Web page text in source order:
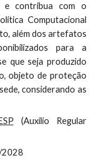
e contribua com o
Computacional
além dos artefatos
para a
que seja produzido
objeto de proteção
considerando as
(Auxílio Regular